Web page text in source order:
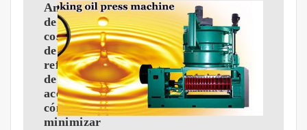
Análisis
de
costos
de
refinación
de
aceite:
cómo
minimizar